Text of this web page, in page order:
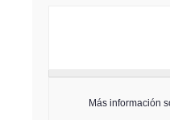
Más información